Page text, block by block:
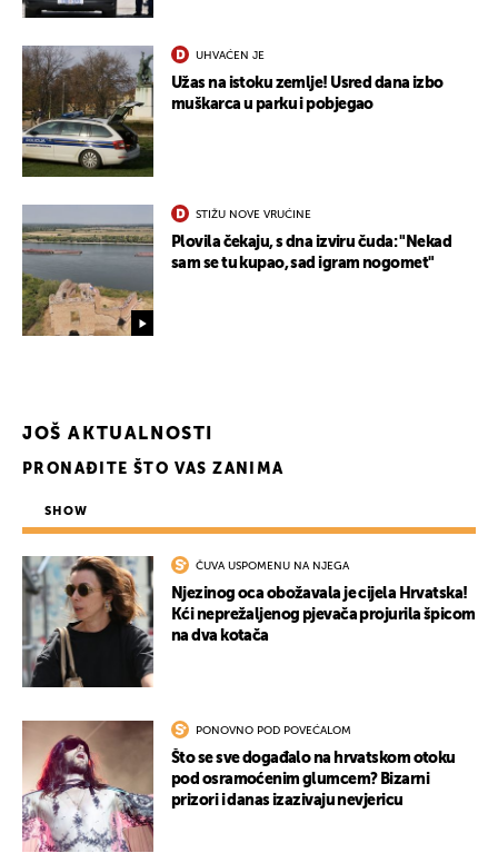
UHVAĆEN JE
Užas na istoku zemlje! Usred dana izbo
muškarca u parku i pobjegao
STIŽU NOVE VRUĆINE
Plovila čekaju, s dna izviru čuda: "Nekad
sam se tu kupao, sad igram nogomet"
JOŠ AKTUALNOSTI
PRONAĐITE ŠTO VAS ZANIMA
SHOW
ČUVA USPOMENU NA NJEGA
Njezinog oca obožavala je cijela Hrvatska!
Kći neprežaljenog pjevača projurila špicom
na dva kotača
PONOVNO POD POVEĆALOM
Što se sve događalo na hrvatskom otoku
pod osramoćenim glumcem? Bizarni
prizori i danas izazivaju nevjericu